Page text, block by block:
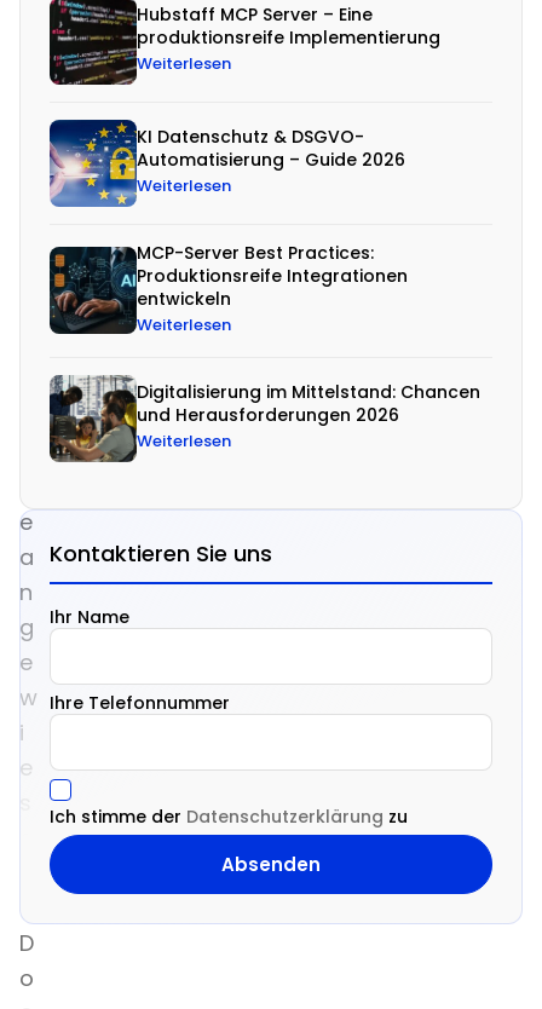
e
a
n
g
e
w
i
e
.
D
o
Hubstaff MCP Server – Eine
produktionsreife Implementierung
Weiterlesen
KI Datenschutz & DSGVO-
Automatisierung – Guide 2026
Weiterlesen
MCP-Server Best Practices:
Produktionsreife Integrationen
entwickeln
Weiterlesen
Digitalisierung im Mittelstand: Chancen
und Herausforderungen 2026
Weiterlesen
Kontaktieren Sie uns
Ihr Name
Ihre Telefonnummer
Ich stimme der Datenschutzerklärung zu